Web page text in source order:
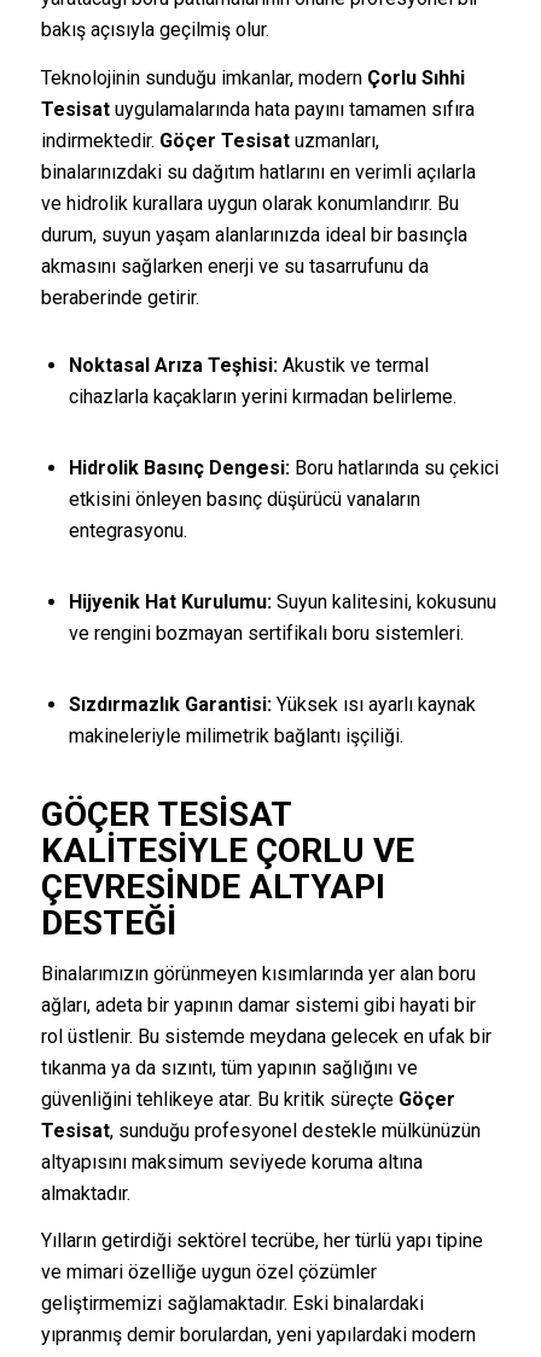
bakış açısıyla geçilmiş olur.
Teknolojinin sunduğu imkanlar, modern Çorlu Sıhhi
Tesisatuygulamalarında hata payını tamamen sıfıra
indirmektedir. Göçer Tesisatuzmanları,
binalarınızdaki su dağıtım hatlarını en verimli açılarla
ve hidrolik kurallara uygun olarak konumlandırır. Bu
durum, suyun yaşam alanlarınızda ideal bir basınçla
akmasını sağlarken enerji ve su tasarrufunu da
beraberinde getirir.
Noktasal Arıza Teşhisi:Akustik ve termal
cihazlarla kaçakların yerini kırmadan belirleme.
Hidrolik Basınç Dengesi:Boru hatlarında su çekici
etkisini önleyen basınç düşürücü vanaların
entegrasyonu.
Hijyenik Hat Kurulumu:Suyun kalitesini, kokusunu
ve rengini bozmayan sertifikalı boru sistemleri.
Sızdırmazlık Garantisi:Yüksek ısı ayarlı kaynak
makineleriyle milimetrik bağlantı işçiliği.
GÖÇER TESISAT
KALITESIYLE ÇORLU VE
ÇEVRESINDE ALTYAPI
DESTEĞI
Binalarımızın görünmeyen kısımlarında yer alan boru
ağları, adeta bir yapının damar sistemi gibi hayati bir
rol üstlenir. Bu sistemde meydana gelecek en ufak bir
tıkanma ya da sızıntı, tüm yapının sağlığını ve
güvenliğini tehlikeye atar. Bu kritik süreçte Göçer
Tesisat, sunduğu profesyonel destekle mülkünüzün
altyapısını maksimum seviyede koruma altına
almaktadır.
Yılların getirdiği sektörel tecrübe, her türlü yapı tipine
ve mimari özelliğe uygun özel çözümler
geliştirmemizi sağlamaktadır. Eski binalardaki
yıpranmış demir borulardan, yeni yapılardaki modern